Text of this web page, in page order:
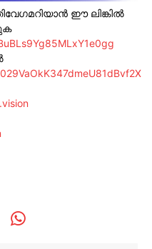
ഈ ലിങ്കിൽ